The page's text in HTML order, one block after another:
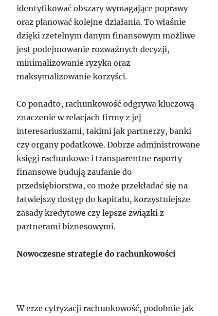
identyfikować obszary wymagające poprawy
oraz planować kolejne działania. To właśnie
dzięki rzetelnym danym finansowym możliwe
jest podejmowanie rozważnych decyzji,
minimalizowanie ryzyka oraz
maksymalizowanie korzyści.
Co ponadto, rachunkowość odgrywa kluczową
znaczenie w relacjach firmy z jej
interesariuszami, takimi jak partnerzy, banki
czy organy podatkowe. Dobrze administrowane
księgi rachunkowe i transparentne raporty
finansowe budują zaufanie do
przedsiębiorstwa, co może przekładać się na
łatwiejszy dostęp do kapitału, korzystniejsze
zasady kredytowe czy lepsze związki z
partnerami biznesowymi.
Nowoczesne strategie do rachunkowości
W erze cyfryzacji rachunkowość, podobnie jak